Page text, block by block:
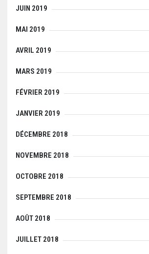
JUIN 2019
MAI 2019
AVRIL 2019
MARS 2019
FÉVRIER 2019
JANVIER 2019
DÉCEMBRE 2018
NOVEMBRE 2018
OCTOBRE 2018
SEPTEMBRE 2018
AOÛT 2018
JUILLET 2018